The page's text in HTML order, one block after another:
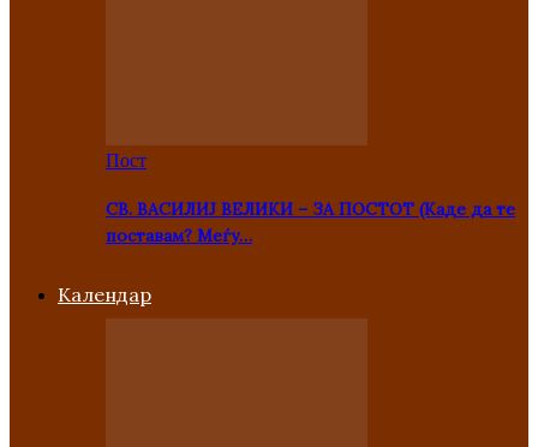
Пост
СВ. ВАСИЛИЈ ВЕЛИКИ – ЗА ПОСТОТ (Каде да те
поставам? Меѓу…
Kалендар